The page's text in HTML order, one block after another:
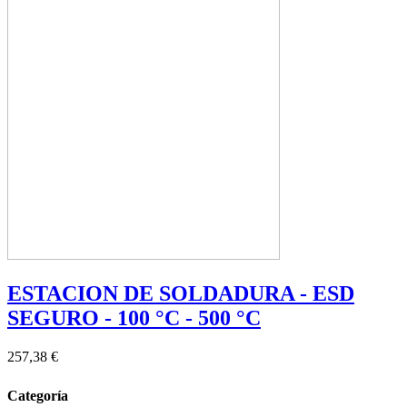
ESTACION DE SOLDADURA - ESD
SEGURO - 100 °C - 500 °C
257,38 €
Categoría